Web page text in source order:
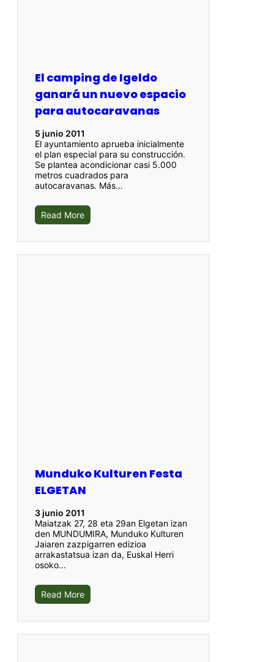
El camping de Igeldo
ganará un nuevo espacio
para autocaravanas
5 junio 2011
El ayuntamiento aprueba inicialmente
el plan especial para su construcción.
Se plantea acondicionar casi 5.000
metros cuadrados para
autocaravanas. Más…
Read More
Munduko Kulturen Festa
ELGETAN
3 junio 2011
Maiatzak 27, 28 eta 29an Elgetan izan
den MUNDUMIRA, Munduko Kulturen
Jaiaren zazpigarren edizioa
arrakastatsua izan da, Euskal Herri
osoko…
Read More